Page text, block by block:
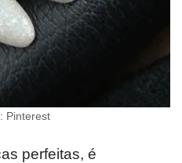
Pinterest
perfeitas, é